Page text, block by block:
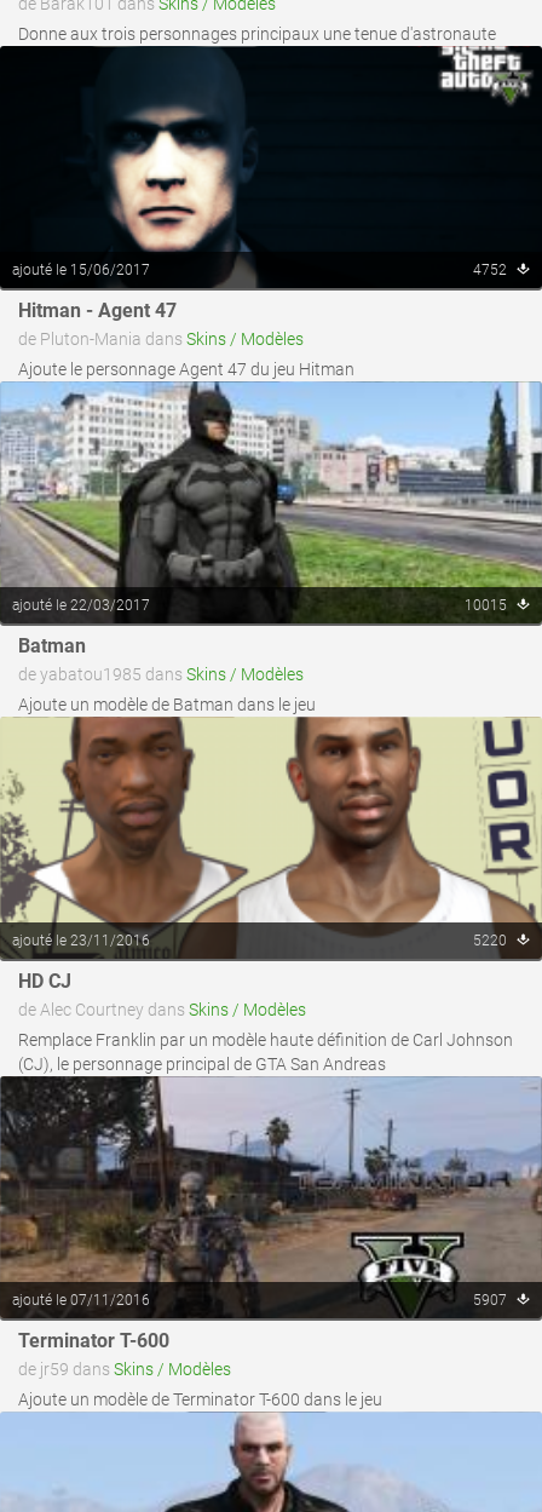
Donne aux trois personnages principaux une tenue d'astronaute
ajouté le 15/06/2017 4752
Hitman - Agent 47
de Pluton-Mania dans Skins / Modèles
Ajoute le personnage Agent 47 du jeu Hitman
voir ce fichier
ajouté le 22/03/2017 10015
Batman
de yabatou1985 dans Skins / Modèles
Ajoute un modèle de Batman dans le jeu
voir ce fichier
ajouté le 23/11/2016 5220
HD CJ
de Alec Courtney dans Skins / Modèles
Remplace Franklin par un modèle haute définition de Carl Johnson
(CJ), le personnage principal de GTA San Andreas
ajouté le 07/11/2016 5907
Terminator T-600
de jr59 dans Skins / Modèles
Ajoute un modèle de Terminator T-600 dans le jeu
voir ce fichier